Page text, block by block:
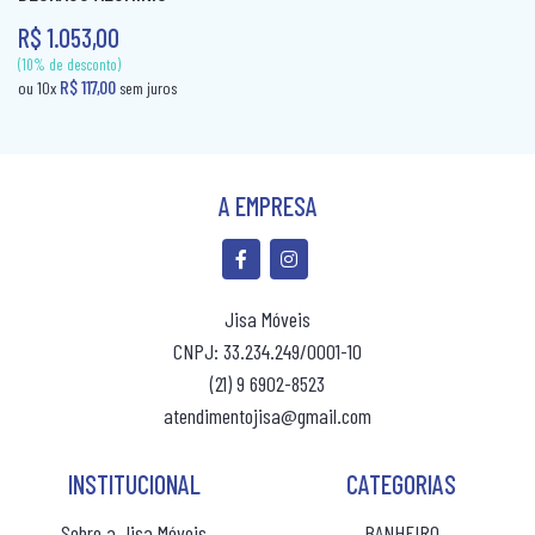
PANELEIRO
PANELEIRO AÇO
CAMA BOX SOLTEIRO
CAMA CASAL
COLCHÃO CASAL MOLAS
COLCHÃO INFANTIL
COLCHÃO KING MOLAS
COLCHÂO QUEEN
R$ 1.053,00
(10% de desconto)
A EMPRESA
Jisa Móveis
CNPJ: 33.234.249/0001-10
(21) 9 6902-8523
atendimentojisa@gmail.com
INSTITUCIONAL CATEGORIAS